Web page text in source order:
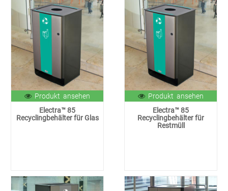
Produkt ansehen
Electra™ 85
Recyclingbehälter für Glas
Produkt ansehen
Electra™ 85
Recyclingbehälter für
Restmüll